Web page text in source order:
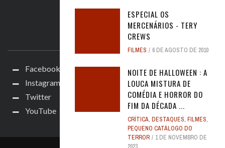
ESPECIAL OS
MERCENÁRIOS - TERY
CREWS
FILMES 6 DE AGOSTO DE 2010
NOITE DE HALLOWEEN : A
LOUCA MISTURA DE
COMÉDIA E HORROR DO
FIM DA DÉCADA ...
CRÍTICA, DESTAQUES, FILMES,
PEQUENO CATÁLOGO DO
TERROR
1 DE NOVEMBRO DE
ACOMPANHE
Facebook
Instagram
Twitter
YouTube